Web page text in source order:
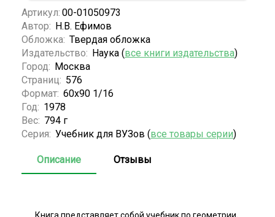
Артикул: 00-01050973
Автор: Н.В. Ефимов
Обложка: Твердая обложка
Издательство: Наука (все книги издательства)
Город: Москва
Страниц: 576
Формат: 60х90 1/16
Год: 1978
Вес: 794 г
Серия: Учебник для ВУЗов (все товары серии)
Описание Отзывы